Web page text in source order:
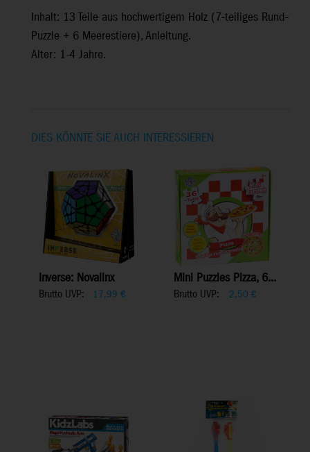
Inhalt: 13 Teile aus hochwertigem Holz (7-teiliges Rund-
Puzzle + 6 Meerestiere), Anleitung.
Alter: 1-4 Jahre.
DIES KÖNNTE SIE AUCH INTERESSIEREN
Inverse: Novalinx
Brutto UVP: 17,99 €
Mini Puzzles Pizza, 6...
Brutto UVP: 2,50 €